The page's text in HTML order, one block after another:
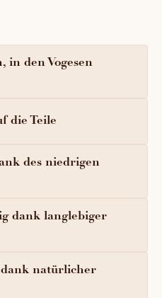
in den Vogesen
die Teile
des niedrigen
dank langlebiger
natürlicher